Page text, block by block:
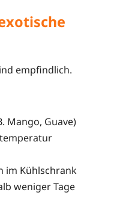
empfindlich.
Mango, Guave)
im Kühlschrank
weniger Tage